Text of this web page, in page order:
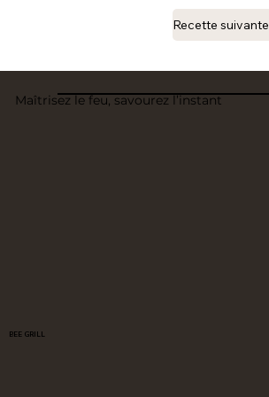
Recette suivante
Maîtrisez le feu, savourez l’instant
BEE GRILL